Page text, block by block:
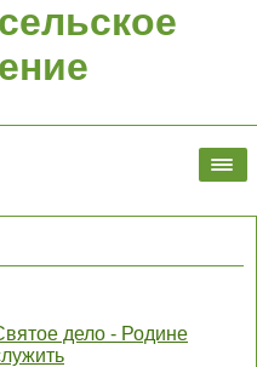
дело - Родине